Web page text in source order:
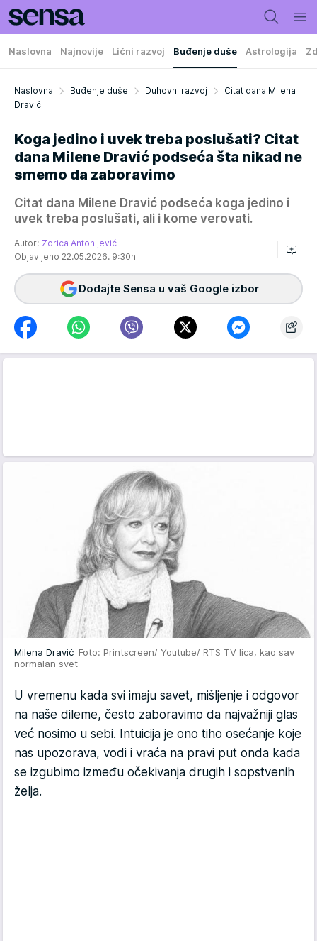
Naslovna Najnovije Lični razvoj Buđenje duše Astrologija
Naslovna Buđenje duše Duhovni razvoj
Citat dana Milena
Dravić
Koga jedino i uvek treba poslušati? Citat
dana Milene Dravić podseća šta nikad ne
smemo da zaboravimo
Citat dana Milene Dravić podseća koga jedino i
uvek treba poslušati, ali i kome verovati.
Autor: Zorica Antonijević
Objavljeno 22.05.2026. 9:30h
Dodajte Sensa u vaš Google izbor
Milena Dravić Foto: Printscreen/ Youtube/ RTS TV lica, kao sav
normalan svet
U vremenu kada svi imaju savet, mišljenje i odgovor
na naše dileme, često zaboravimo da najvažniji glas
već nosimo u sebi. Intuicija je ono tiho osećanje koje
nas upozorava, vodi i vraća na pravi put onda kada
se izgubimo između očekivanja drugih i sopstvenih
želja.